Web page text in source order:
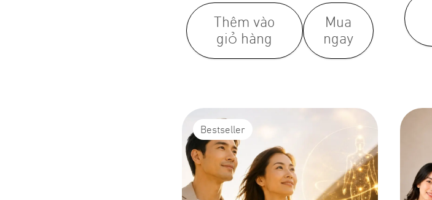
Thêm vào
giỏ hàng
Mua
ngay
Bestseller